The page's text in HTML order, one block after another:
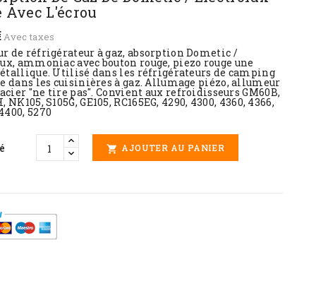
Avec L'écrou
Avec taxes
de réfrigérateur à gaz, absorption Dometic /
ammoniac avec bouton rouge, piezo rouge une
Utilisé dans les réfrigérateurs de camping
dans les cuisinières à gaz. Allumage piézo, allumeur
"ne tire pas". Convient aux refroidisseurs GM60B,
NK105, S105G, GE105, RC165EG, 4290, 4300, 4360, 4366,
5270
 AJOUTER AU PANIER